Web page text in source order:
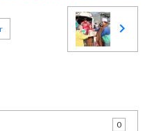
0